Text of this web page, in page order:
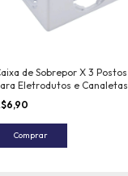
de Sobrepor X 3 Postos
Eletrodutos e Canaletas
Tramontina LizFlex Multiuso
Comprar